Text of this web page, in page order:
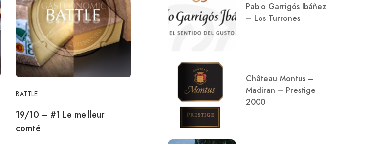
BATTLE
19/10 – #1 Le meilleur
comté
Pablo Garrigós Ibáñez
– Los Turrones
Château Montus –
Madiran – Prestige
2000